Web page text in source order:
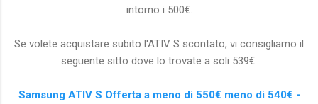
intorno i 500€.
Se volete acquistare subito l'ATIV S scontato, vi consigliamo il
seguente sitto dove lo trovate a soli 539€:
Samsung ATIV S Offerta a meno di 550€ meno di 540€ -